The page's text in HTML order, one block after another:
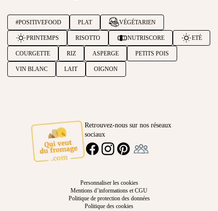
#POSITIVEFOOD PLAT VÉGÉTARIEN
PRINTEMPS RISOTTO NUTRISCORE ETÉ
COURGETTE RIZ ASPERGE PETITS POIS
VIN BLANC LAIT OIGNON
Retrouvez-nous sur nos réseaux
sociaux
FACEBOOKINSTAGRAMPINTEREST
Personnaliser les cookies
Mentions d’informations et CGU
Politique de protection des données
Politique des cookies